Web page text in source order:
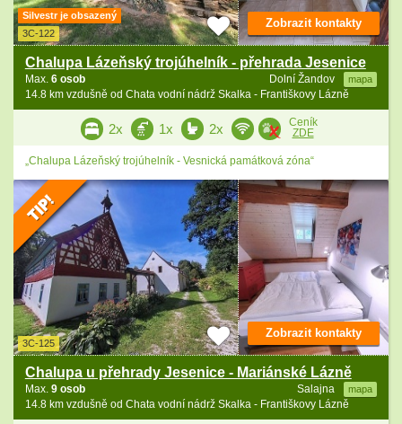
Silvestr je obsazený
3C-122
Chalupa Lázeňský trojúhelník - přehrada Jesenice
Dolní Žandov mapa
Max. 6 osob
14.8 km vzdušně od Chata vodní nádrž Skalka - Františkovy Lázně
Zobrazit kontakty
2x 1x 2x
Ceník
ZDE
„Chalupa Lázeňský trojúhelník - Vesnická památková zóna“
3C-125
Chalupa u přehrady Jesenice - Mariánské Lázně
Salajna mapa
Max. 9 osob
14.8 km vzdušně od Chata vodní nádrž Skalka - Františkovy Lázně
Zobrazit kontakty